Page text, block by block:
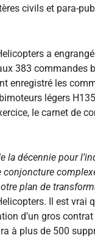
civils et para-
a
383 commandes
enregistré les
légers
le carnet de
la décennie pour
plan de
Il est vrai
d’un gros
à plus de 500